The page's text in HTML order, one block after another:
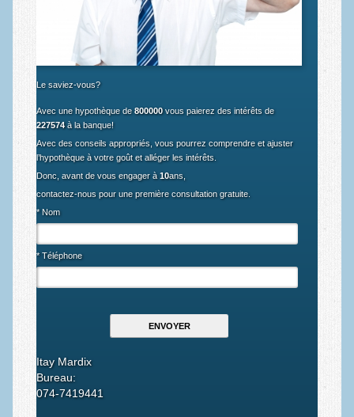
Calculateur grace partielle
Calculateur fonds ballon
Prêts
Tous types de prêts
Prêts commerciaux
Mehir le michtaken
Dictionnaire de concepts
Le saviez-vous?
Avec une hypothèque de800000vous paierez des intérêts de
227574à la banque!
Avec des conseils appropriés, vous pourrez comprendre et ajuster
l’hypothèque à votre goût et alléger les intérêts.
Donc, avant de vous engager à10ans,
contactez-nous pour une première consultation gratuite.
* Nom
* Téléphone
Itay Mardix
Bureau:
074-7419441